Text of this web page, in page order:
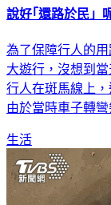
說好｢還路於民」
為了保障行人的
大遊行，沒想到
行人在斑馬線上
由於當時車子轉
生活